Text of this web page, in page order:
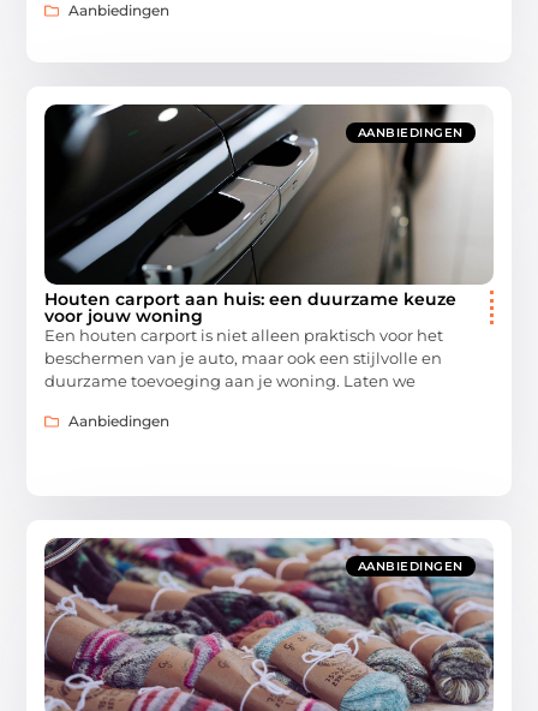
Aanbiedingen
AANBIEDINGEN
Houten carport aan huis: een duurzame keuze
voor jouw woning
Een houten carport is niet alleen praktisch voor het
beschermen van je auto, maar ook een stijlvolle en
duurzame toevoeging aan je woning. Laten we
Aanbiedingen
AANBIEDINGEN